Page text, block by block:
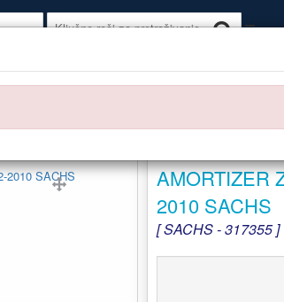
AUTO OPREMA AUTO KOZMETIKA
AMORTIZER
2010 SACHS
[ SACHS - 317355 ]